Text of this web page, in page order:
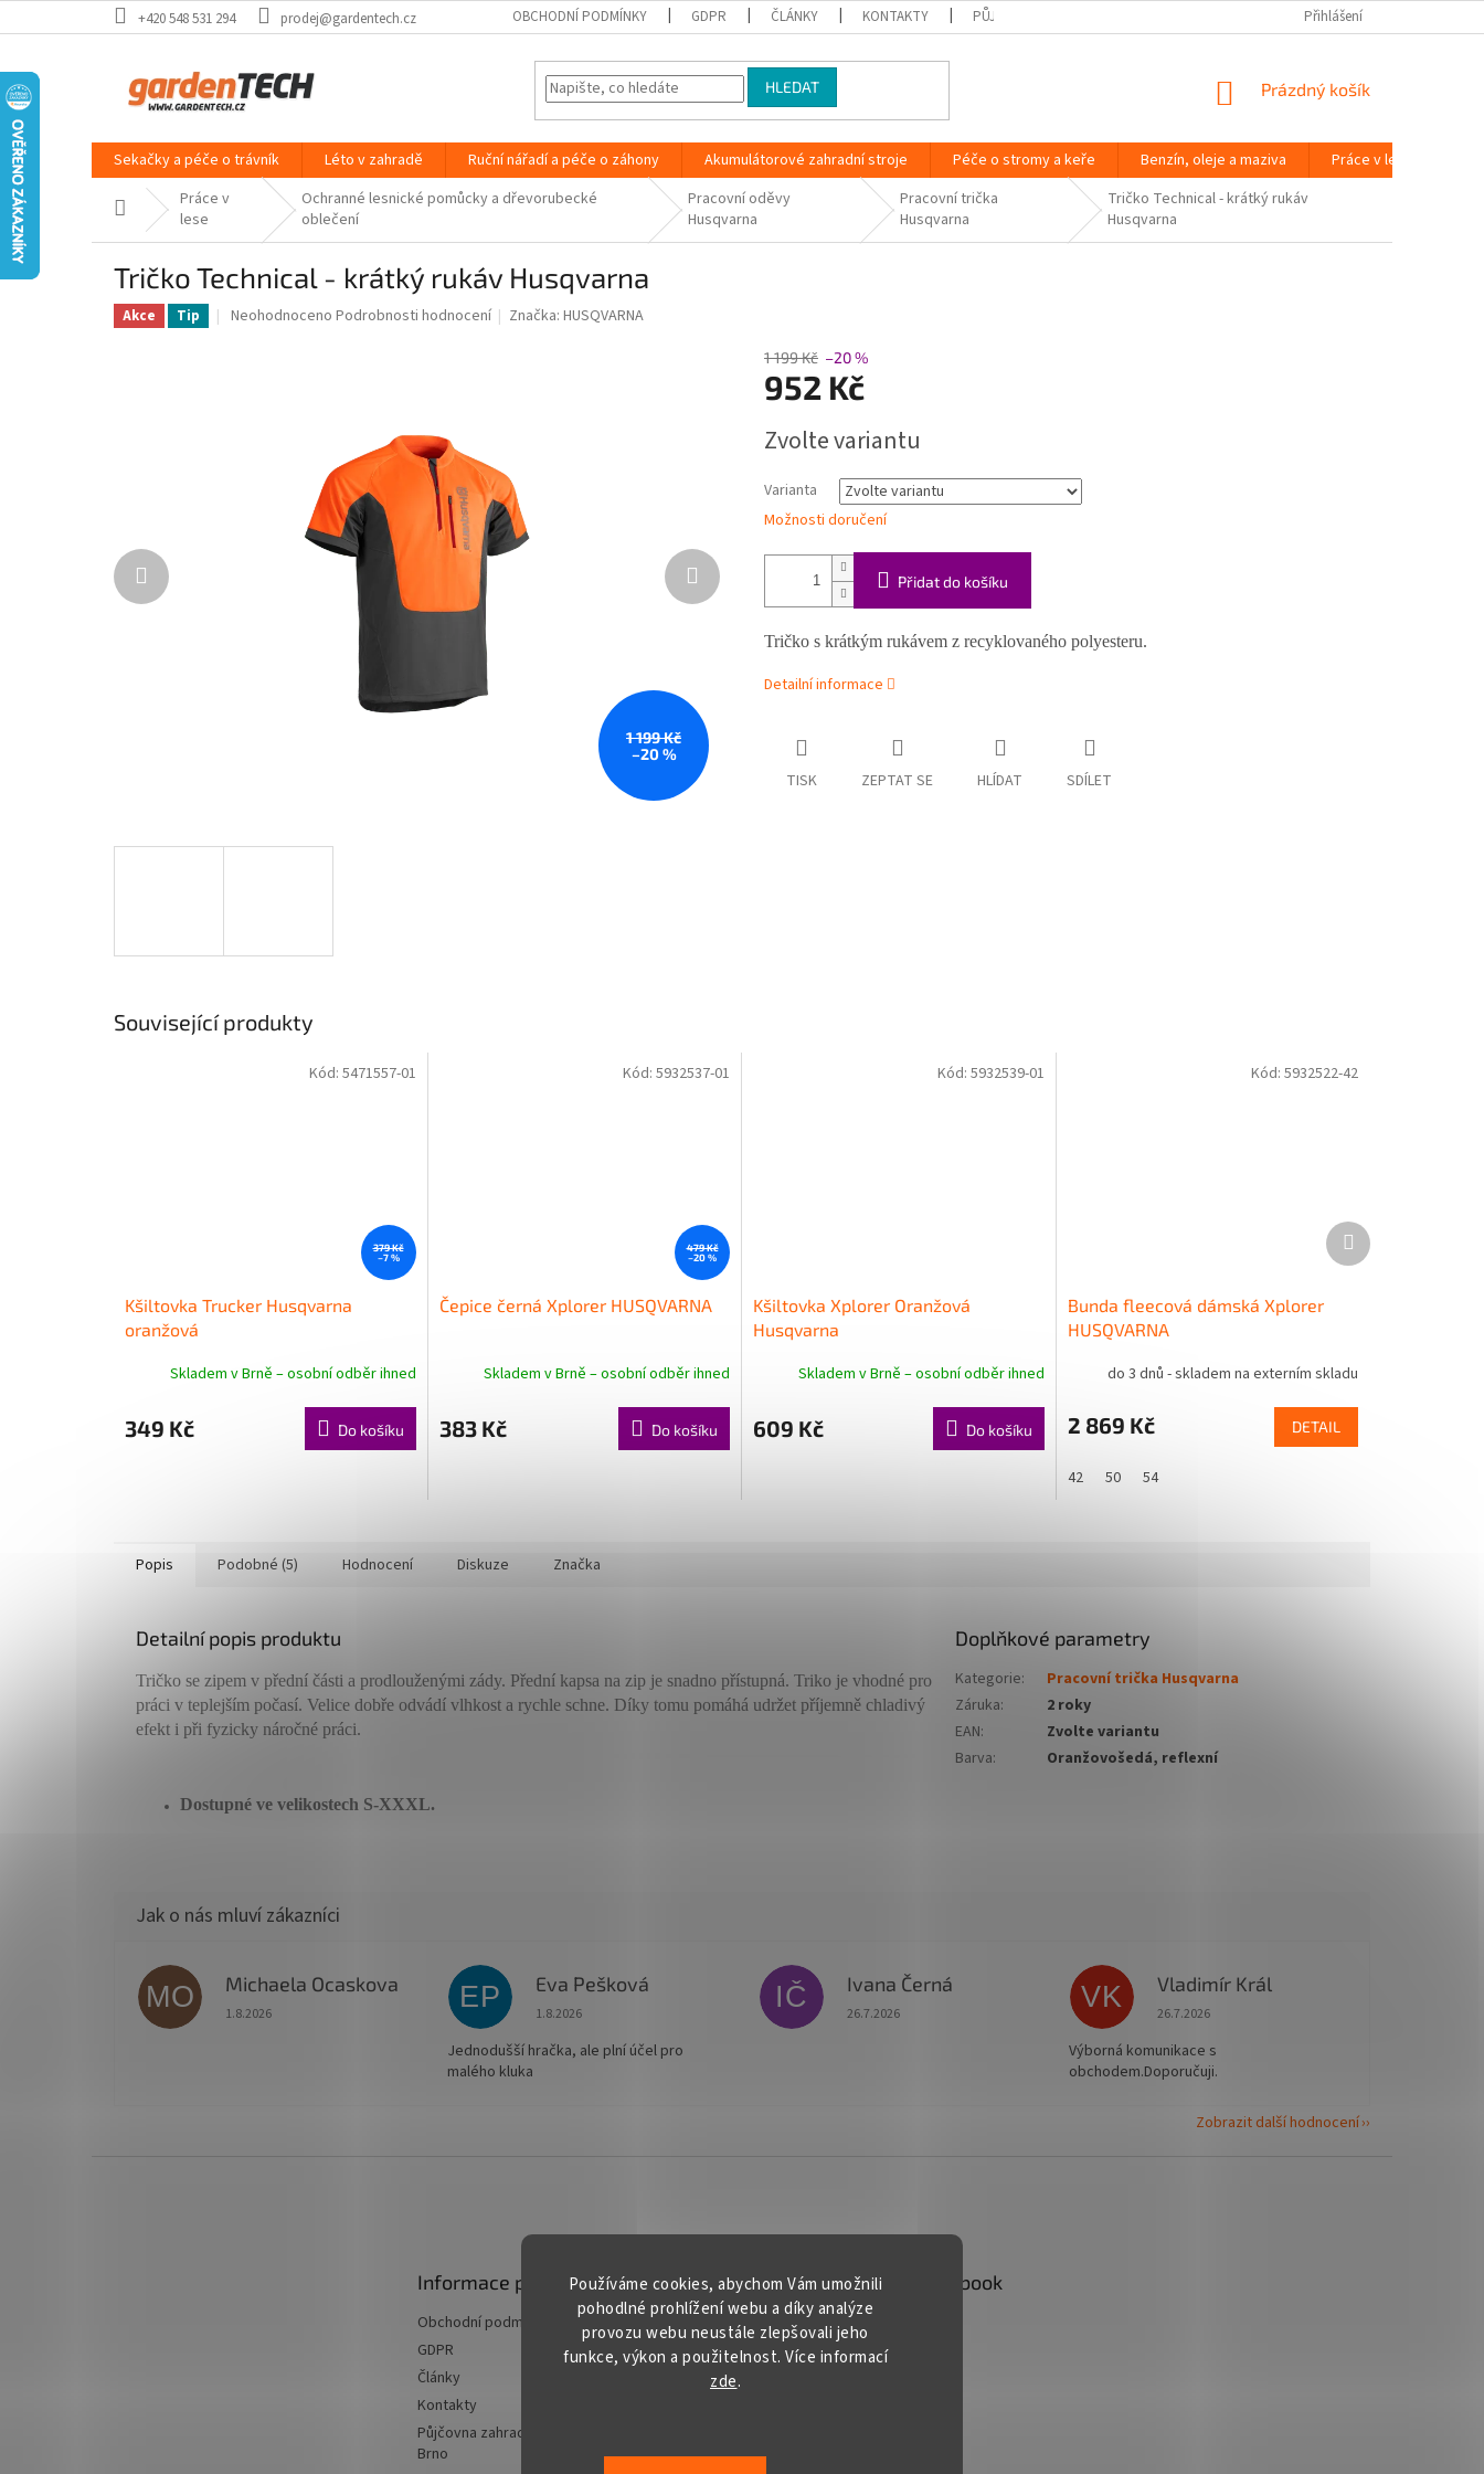
Používáme cookies, abychom Vám umožnili
pohodlné prohlížení webu a díky analýze
provozu webu neustále zlepšovali jeho
funkce, výkon a použitelnost. Více informací
zde.
na
+420 548 531 294 prodej@gardentech.cz OBCHODNÍ PODMÍNKY GDPR ČLÁNKY KONTAKTY PŮJČOVNA ZAHRADNÍ TECHNIKY BRNO SLOVNÍK POJMŮ
Přihlášení
HLEDAT
NÁKUPNÍ
Prázdný košík
Sekačky a péče o trávník Léto v zahradě Ruční nářadí a péče o záhony Akumulátorové zahradní stroje Péče o stromy a keře Benzín, oleje a maziva Práce v lese
Domů Práce v
lese
Ochranné lesnické pomůcky a dřevorubecké
oblečení
Pracovní oděvy
Husqvarna
Pracovní trička
Husqvarna
Tričko Technical - krátký rukáv
Husqvarna
Tričko Technical - krátký rukáv Husqvarna
Akce Tip
Průměrné
Neohodnoceno Podrobnosti hodnocení Značka:HUSQVARNA
1 199 Kč
–20 %
1 199 Kč –20 %
952 Kč
cena:
Zvolte variantu
Varianta
Možnosti doručení
Přidat do košíku
Tričko s krátkým rukávem z recyklovaného polyesteru.
Detailní informace
TISK ZEPTAT SE HLÍDAT SDÍLET
Související produkty
379 Kč
–7 %
Kšiltovka Trucker Husqvarna
oranžová
Skladem v Brně – osobní odběr ihned
349 Kč Do košíku
Kód: 5471557-01
479 Kč
–20 %
Čepice černá Xplorer HUSQVARNA
Skladem v Brně – osobní odběr ihned
383 Kč Do košíku
Kód: 5932537-01
Kšiltovka Xplorer Oranžová
Husqvarna
Skladem v Brně – osobní odběr ihned
609 Kč Do košíku
Kód: 5932539-01
Bunda fleecová dámská Xplorer
HUSQVARNA
do 3 dnů - skladem na externím skladu
2 869 Kč DETAIL
42 50 54
Kód: 5932522-42
Další
produkt
Popis Podobné (5) Hodnocení Diskuze Značka
Detailní popis produktu
Tričko se zipem v přední části a prodlouženými zády. Přední kapsa na zip je snadno přístupná. Triko je vhodné pro
práci v teplejším počasí. Velice dobře odvádí vlhkost a rychle schne. Díky tomu pomáhá udržet příjemně chladivý
efekt i při fyzicky náročné práci.
Dostupné ve velikostech S-XXXL.
Doplňkové parametry
Kategorie:
Pracovní trička Husqvarna
Záruka:
2 roky
EAN:
Zvolte variantu
Barva: Oranžovošedá, reflexní
MO Michaela Ocaskova
Hodnocení obchodu je 5 z 5 hvězdiček.
1.8.2026
EP Eva Pešková
Hodnocení obchodu je 5 z 5 hvězdiček.
1.8.2026
Jednodušší hračka, ale plní účel pro
malého kluka
IČ Ivana Černá
Hodnocení obchodu je 5 z 5 hvězdiček.
26.7.2026
VK Vladimír Král
Hodnocení obchodu je 5 z 5 hvězdiček.
26.7.2026
Výborná komunikace s
obchodem.Doporučuji.
Zobrazit další hodnocení
Informace pro vás
Obchodní podmínky
GDPR
Články
Kontakty
Půjčovna zahradní techniky
Brno
Kontakt
prodej@ gardentech.cz
+420 548 531 294
+420 777 228 328
Facebook